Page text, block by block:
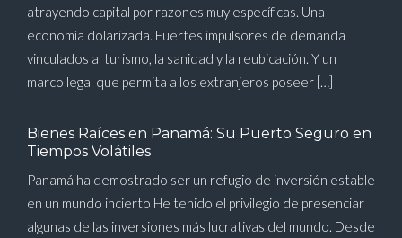
atrayendo capital por razones muy específicas. Una
economía dolarizada. Fuertes impulsores de demanda
vinculados al turismo, la sanidad y la reubicación. Y un
marco legal que permita a los extranjeros poseer […]
Bienes Raíces en Panamá: Su Puerto Seguro en
Tiempos Volátiles
Panamá ha demostrado ser un refugio de inversión estable
en un mundo incierto He tenido el privilegio de presenciar
algunas de las inversiones más lucrativas del mundo. Desde